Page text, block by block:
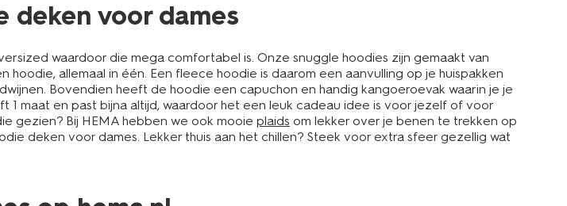
deken voor dames
waardoor die mega comfortabel is. Onze snuggle hoodies zijn gemaakt van
allemaal in één. Een fleece hoodie is daarom een aanvulling op je huispakken
Bovendien heeft de hoodie een capuchon en handig kangoeroevak waarin je je
maat en past bijna altijd, waardoor het een leuk cadeau idee is voor jezelf of voor
gezien? Bij HEMA hebben we ook mooie plaids om lekker over je benen te trekken op
deken voor dames. Lekker thuis aan het chillen? Steek voor extra sfeer gezellig wat